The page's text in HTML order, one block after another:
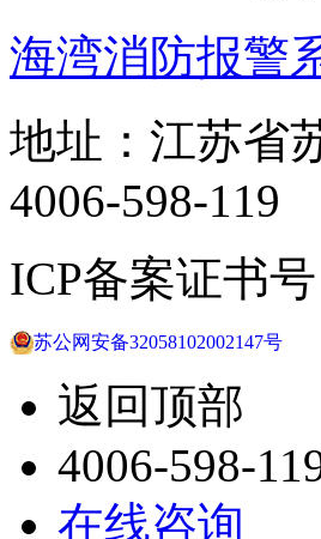
海湾消防报警
地址：江苏省
4006-598-119
ICP备案证书号
苏公网安备32058102002147号
返回顶部
4006-598-
在线咨询